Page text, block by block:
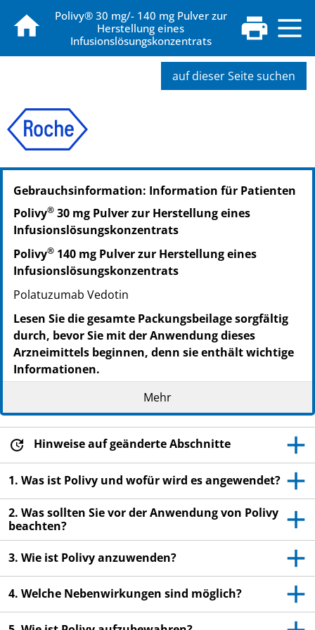
Polivy® 30 mg/- 140 mg Pulver zur
Herstellung eines
Infusionslösungskonzentrats
auf dieser Seite suchen
PZN: 15253787
PPN: 111525378750
NTIN: 04150152537872
Gebrauchsinformation: Information für Patienten
Polivy® 30 mg Pulver zur Herstellung eines
Infusionslösungskonzentrats
Polivy® 140 mg Pulver zur Herstellung eines
Infusionslösungskonzentrats
Polatuzumab Vedotin
Lesen Sie die gesamte Packungsbeilage sorgfältig
durch, bevor Sie mit der Anwendung dieses
Arzneimittels beginnen, denn sie enthält wichtige
Informationen.
Heben Sie die Packungsbeilage auf. Vielleicht
möchten Sie diese später nochmals lesen.
Wenn Sie weitere Fragen haben, wenden Sie sich
an Ihren Arzt oder das medizinische
Fachpersonal.
Wenn Sie Nebenwirkungen bemerken, wenden Sie
sich an Ihren Arzt oder das medizinische
Fachpersonal. Dies gilt auch für Nebenwirkungen,
die nicht in dieser Packungsbeilage angegeben
sind. Siehe Abschnitt 4.
Mehr
Hinweise auf geänderte Abschnitte
1. Was ist Polivy und wofür wird es angewendet?
2. Was sollten Sie vor der Anwendung von Polivy
beachten?
3. Wie ist Polivy anzuwenden?
4. Welche Nebenwirkungen sind möglich?